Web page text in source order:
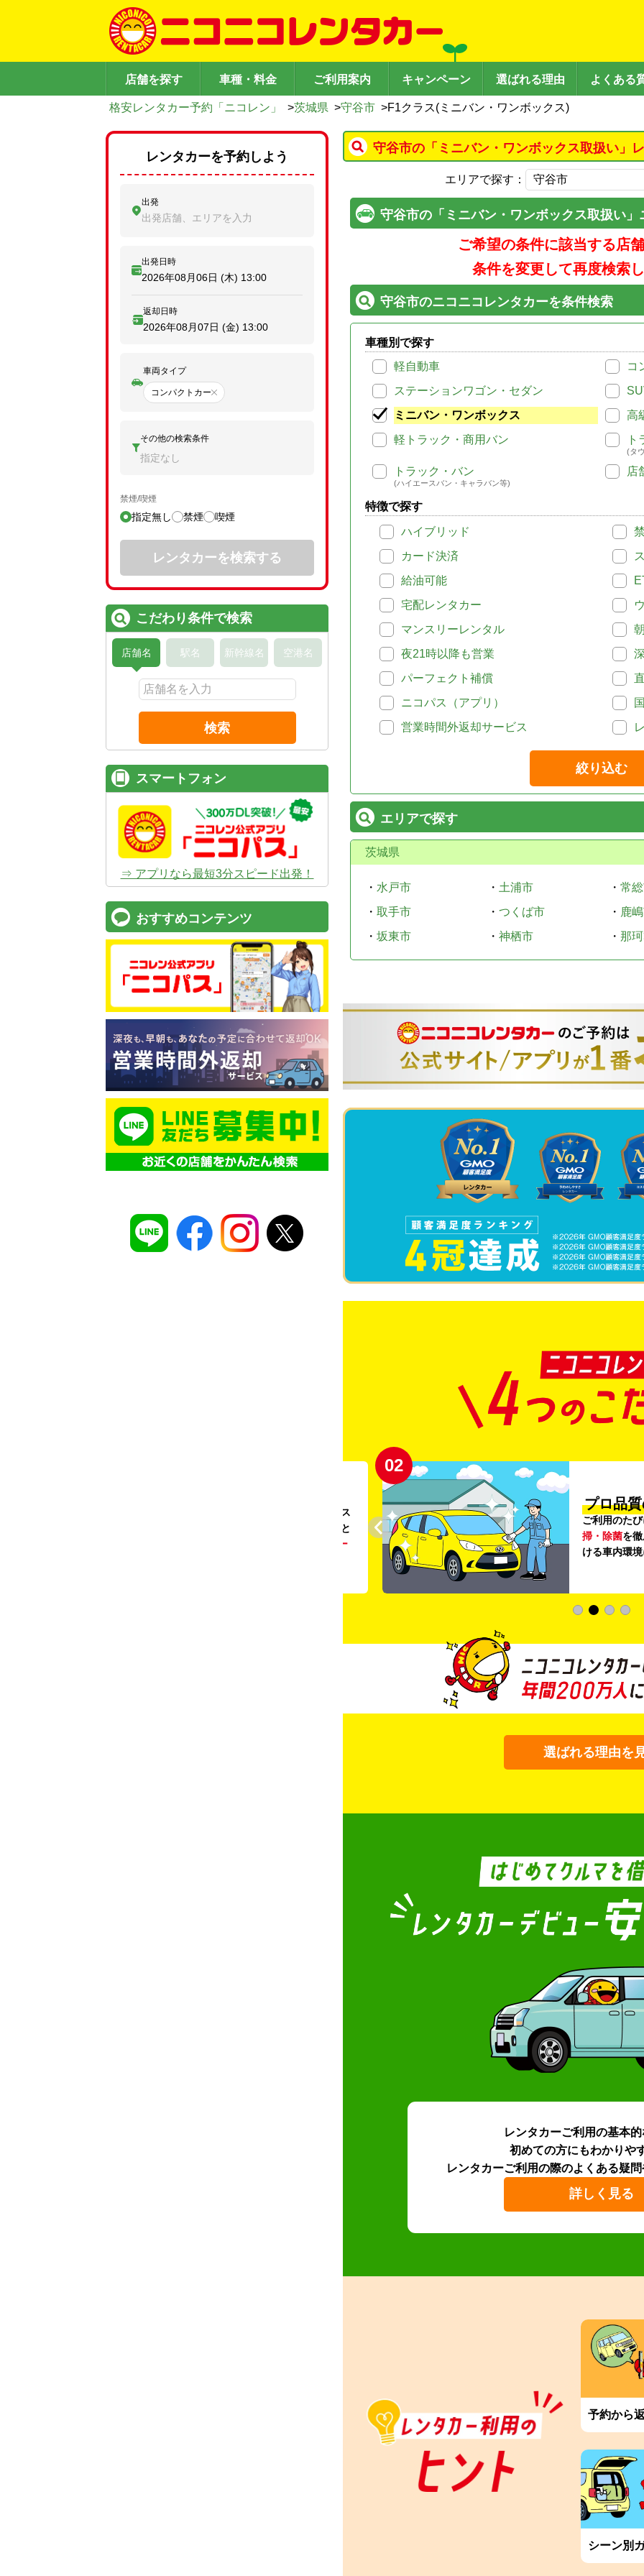
店舗を探す 車種・料金 ご利用案内 キャンペーン 選ばれる理由 よくある
格安レンタカー予約「ニコレン」 >茨城県 >守谷市 >F1クラス(ミニバン・ワンボックス)
守谷市の「ミニバン・ワンボックス取扱い」
エリアで探す：
守谷市の「ミニバン・ワンボックス取扱い
ご希望の条件に該当する店
条件を変更して再度検索
守谷市のニコニコレンタカーを条件検索
車種別で探す
軽自動車
コ
ステーションワゴン・セダン
ミニバン・ワンボックス
高
軽トラック・商用バン
ト
(タ
トラック・バン
(ハイエースバン・キャラバン等)
店
特徴で探す
ハイブリッド
カード決済
給油可能
宅配レンタカー
マンスリーレンタル
夜21時以降も営業
パーフェクト補償
ニコパス（アプリ）
営業時間外返却サービス
絞り込む
エリアで探す
茨城県
・ 水戸市 ・ 土浦市 ・ 常
・ 取手市 ・ つくば市 ・ 鹿
・ 坂東市 ・ 神栖市 ・ 那
。ガソリンス
タンドや整備工場の既存インフラを活用すること
リー
02
プロ品
ご利用のた
掃・除菌を
ける車内環
選ばれる理由を
レンタカーご利用の基本
初めての方にもわかりや
レンタカーご利用の際のよくある疑問
詳しく見る
予約から
シーン別
レンタカーを予約しよう
出発
出発店舗、エリアを入力
出発日時
2026年08月06日 (木) 13:00
返却日時
2026年08月07日 (金) 13:00
車両タイプ
コンパクトカー
その他の検索条件
指定なし
禁煙/喫煙
指定無し 禁煙 喫煙
レンタカーを検索する
こだわり条件で検索
店舗名 駅名 新幹線名 空港名
検索
スマートフォン
⇒ アプリなら最短3分スピード出発！
おすすめコンテンツ